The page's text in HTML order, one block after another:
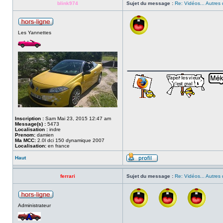
blink974 Sujet du message : Re: Vidéos... Autres
Les Yannettes
Inscription : Sam Mai 23, 2015 12:47 am
Message(s) : 5473
Localisation : indre
Prenom: damien
Ma MCC: 2.0l dci 150 dynamique 2007
Localisation: en france
Haut
ferrari Sujet du message : Re: Vidéos... Autres
Administrateur